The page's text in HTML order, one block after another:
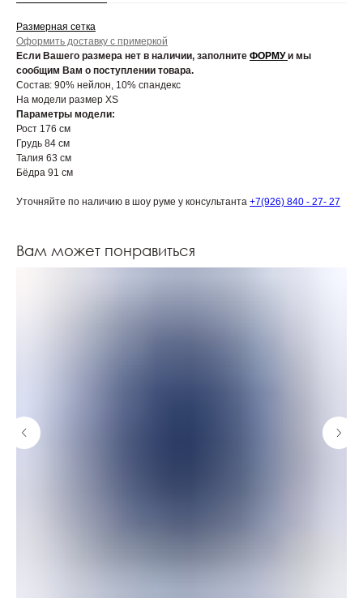
Размерная сетка
Оформить доставку с примеркой
Если Вашего размера нет в наличии, заполните ФОРМУи мы
сообщим Вам о поступлении товара.
Состав: 90% нейлон, 10% спандекс
На модели размер XS
Параметры модели:
Рост 176 см
Грудь 84 см
Талия 63 см
Бёдра 91 см
Уточняйте по наличию в шоу руме у консультанта +7(926) 840 - 27- 27
Вам может понравиться